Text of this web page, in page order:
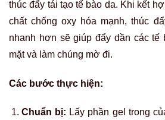
Đây là hai nguyên liệu nhà bếp
các “tín đồ” làm đẹp tự nhiên nhắc
xăm chân mày
Cả chuối và cà chua đều chứa
năng làm sáng da và tẩy tế bào chết